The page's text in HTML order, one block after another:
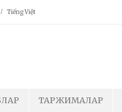
Tiếng Việt
ТАРЖИМАЛАР